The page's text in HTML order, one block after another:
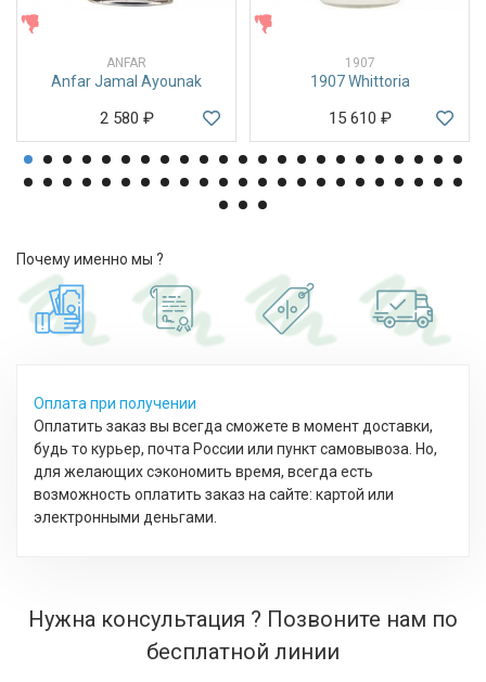
ANFAR
Anfar Jamal Ayounak
2 580 ₽
1907
1907 Whittoria
15 610 ₽
Почему именно мы ?
Оплата при получении
Оплатить заказ вы всегда сможете в момент доставки,
будь то курьер, почта России или пункт самовывоза. Но,
для желающих сэкономить время, всегда есть
возможность оплатить заказ на сайте: картой или
электронными деньгами.
Нужна консультация ? Позвоните нам по
бесплатной линии